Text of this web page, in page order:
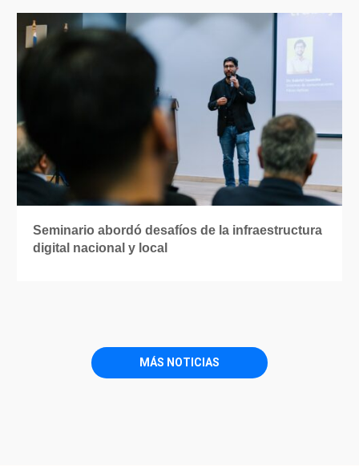
Seminario abordó desafíos de la infraestructura
digital nacional y local
MÁS NOTICIAS